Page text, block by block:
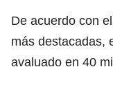
De acuerdo con
más destacadas,
avaluado en 40